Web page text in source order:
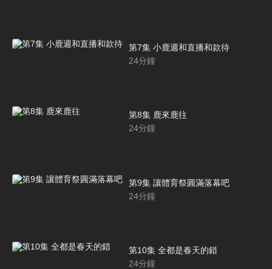
第7集 小鹿週和直播和款待
24分鐘
第8集 鹿來鹿往
24分鐘
第9集 讓體育祭圓滿落幕吧
24分鐘
第10集 全都是春天的錯
24分鐘